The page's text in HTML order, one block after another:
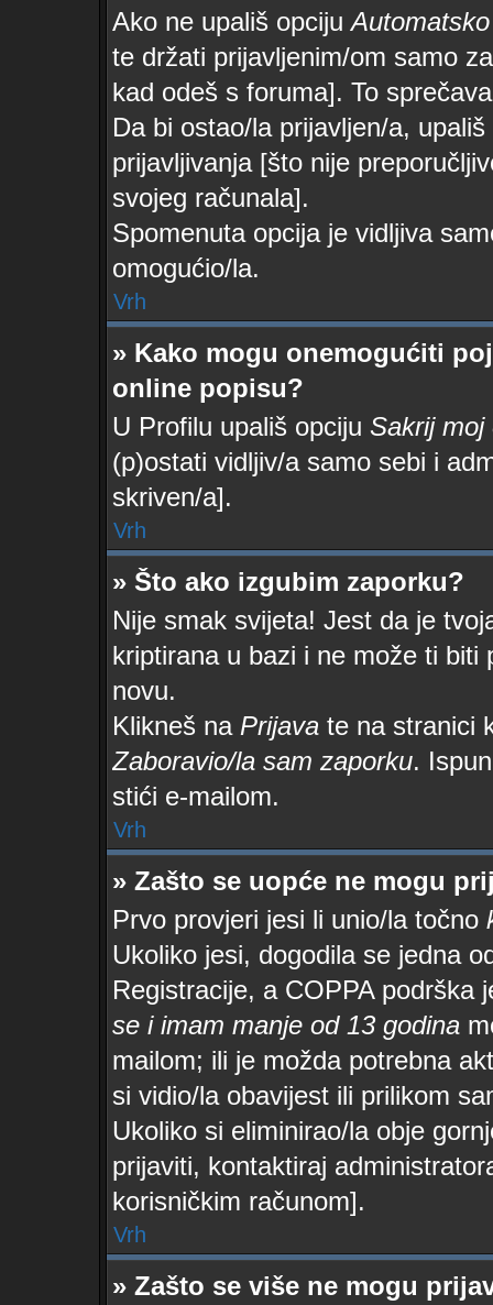
Ako ne upališ opciju
te držati prijavljenim/om samo
kad odeš s foruma]. To
Da bi ostao/la prijavljen/a,
prijavljivanja [što nije
svojeg računala].
Spomenuta opcija je vidljiva
omogućio/la.
Vrh
» Kako mogu onemogućiti
online popisu?
U Profilu upališ opciju Sakrij moj
(p)ostati vidljiv/a samo sebi i
skriven/a].
Vrh
» Što ako izgubim zaporku?
Nije smak svijeta! Jest da je
kriptirana u bazi i ne može ti
novu.
Klikneš na Prijava te na stranici
Zaboravio/la sam zaporku.
stići e-mailom.
Vrh
» Zašto se uopće ne mogu
Prvo provjeri jesi li unio/la točno
Ukoliko jesi, dogodila se jedna
Registracije, a COPPA
se i imam manje od 13 godina
mailom; ili je možda potrebna
si vidio/la obavijest ili prilikom
Ukoliko si eliminirao/la obje
prijaviti, kontaktiraj
korisničkim računom].
Vrh
» Zašto se više ne mogu